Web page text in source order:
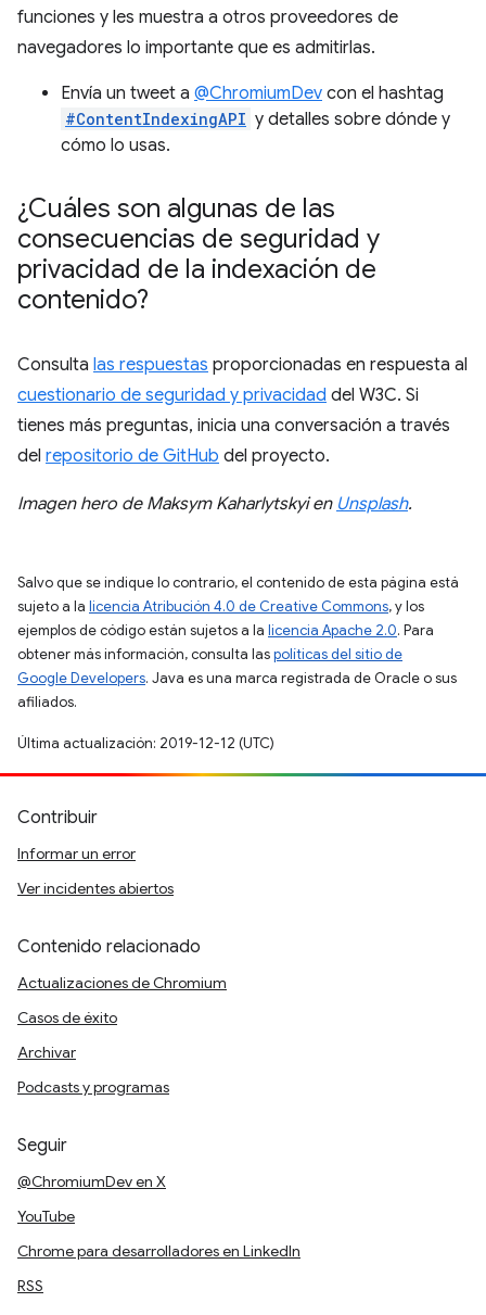
funciones y les muestra a otros proveedores de
navegadores lo importante que es admitirlas.
Envía un tweet a @ChromiumDev con el hashtag
#ContentIndexingAPI y detalles sobre dónde y
cómo lo usas.
¿Cuáles son algunas de las
consecuencias de seguridad y
privacidad de la indexación de
contenido?
Consulta las respuestas proporcionadas en respuesta al
cuestionario de seguridad y privacidad del W3C. Si
tienes más preguntas, inicia una conversación a través
del repositorio de GitHub del proyecto.
Imagen hero de Maksym Kaharlytskyi en Unsplash.
Salvo que se indique lo contrario, el contenido de esta página está
sujeto a la licencia Atribución 4.0 de Creative Commons, y los
ejemplos de código están sujetos a la licencia Apache 2.0. Para
obtener más información, consulta laspolíticas del sitio de
Google Developers. Java es una marca registrada de Oracle o sus
afiliados.
Última actualización: 2019-12-12 (UTC)
Contribuir
Informar un error
Ver incidentes abiertos
Contenido relacionado
Actualizaciones de Chromium
Casos de éxito
Archivar
Podcasts y programas
Seguir
@ChromiumDev en X
YouTube
Chrome para desarrolladores en LinkedIn
RSS